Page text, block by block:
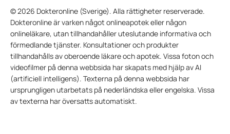
© 2026 Dokteronline (Sverige). Alla rättigheter reserverade.
Dokteronline är varken något onlineapotek eller någon
onlineläkare, utan tillhandahåller uteslutande informativa och
förmedlande tjänster. Konsultationer och produkter
tillhandahålls av oberoende läkare och apotek. Vissa foton och
videofilmer på denna webbsida har skapats med hjälp av AI
(artificiell intelligens). Texterna på denna webbsida har
ursprungligen utarbetats på nederländska eller engelska. Vissa
av texterna har översatts automatiskt.